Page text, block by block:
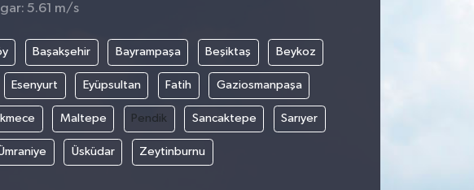
5.61 m/s
Başakşehir Bayrampaşa Beşiktaş Beykoz
Esenyurt Eyüpsultan Fatih Gaziosmanpaşa
Maltepe Pendik Sancaktepe Sarıyer
Üsküdar Zeytinburnu